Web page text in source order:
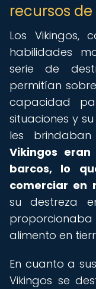
recursos de
Los Vikingos,
habilidades
serie de
permitían
capacidad
situaciones y
les brindaban
Vikingos
barcos, lo
comerciar en
su destreza
alimento en
En cuanto a
Vikingos se